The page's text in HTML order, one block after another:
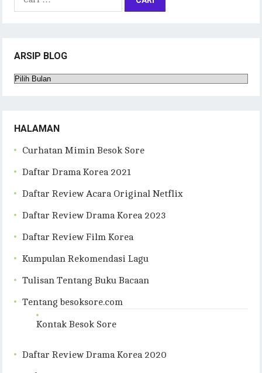
ARSIP BLOG
Arsip
HALAMAN
Curhatan Mimin Besok Sore
Daftar Drama Korea 2021
Daftar Review Acara Original Netflix
Daftar Review Drama Korea 2023
Daftar Review Film Korea
Kumpulan Rekomendasi Lagu
Tulisan Tentang Buku Bacaan
Tentang besoksore.com
Kontak Besok Sore
Daftar Review Drama Korea 2020